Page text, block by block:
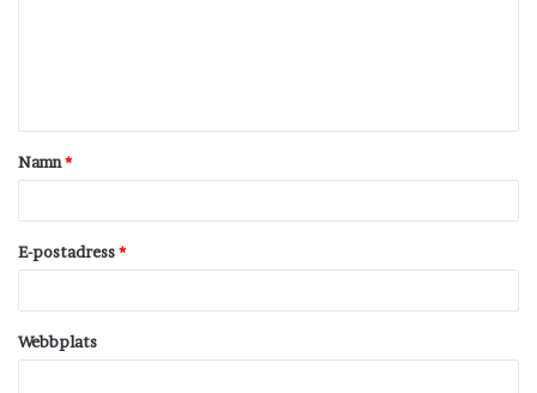
t
a
Namn*
E-postadress*
Webbplats